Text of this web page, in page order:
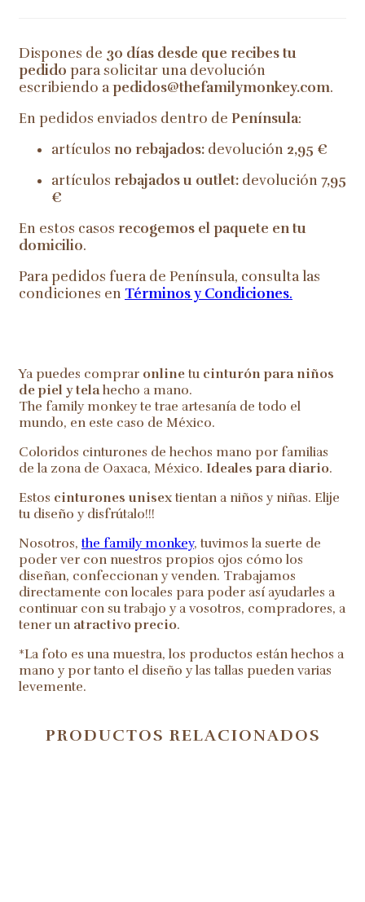
Dispones de 30 días desde que recibes tu
pedido para solicitar una devolución
escribiendo apedidos@thefamilymonkey.com.
En pedidos enviados dentro de Península:
artículos no rebajados: devolución 2,95 €
artículos rebajados u outlet: devolución 7,95
€
En estos casos recogemos el paquete en tu
domicilio.
Para pedidos fuera de Península, consulta las
condiciones en Términos y Condiciones.
Ya puedes comprar online tu cinturón para niños
de piel y telahecho a mano.
The family monkey te trae artesanía de todo el
mundo, en este caso de México.
Coloridos cinturones de hechos mano por familias
de la zona de Oaxaca, México. Ideales para diario.
Estos cinturones unisex tientan a niños y niñas. Elije
tu diseño y disfrútalo!!!
Nosotros, the family monkey, tuvimos la suerte de
poder ver con nuestros propios ojos cómo los
diseñan, confeccionan y venden. Trabajamos
directamente con locales para poder así ayudarles a
continuar con su trabajo y a vosotros, compradores, a
tener un atractivo precio.
*La foto es una muestra, los productos están hechos a
mano y por tanto el diseño y las tallas pueden varias
levemente.
PRODUCTOS RELACIONADOS